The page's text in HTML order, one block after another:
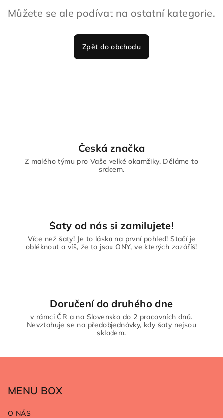
Můžete se ale podívat na ostatní kategorie.
Zpět do obchodu
Česká značka
Z malého týmu pro Vaše velké okamžiky. Děláme to
srdcem.
Šaty od nás si zamilujete!
Více než šaty! Je to láska na první pohled! Stačí je
obléknout a víš, že to jsou ONY, ve kterých zazáříš!
Doručení do druhého dne
v rámci ČR a na Slovensko do 2 pracovních dnů.
Nevztahuje se na předobjednávky, kdy šaty nejsou
skladem.
MENU BOX
O NÁS